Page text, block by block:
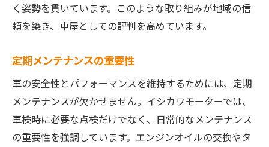
く姿勢を貫いています。このような取り組みが地域の信
頼を築き、車屋としての評判を高めています。
定期メンテナンスの重要性
車の安全性とパフォーマンスを維持するためには、定期
メンテナンスが欠かせません。イシカワモーターでは、
車検時に必要な点検だけでなく、日常的なメンテナンス
の重要性を強調しています。エンジンオイルの交換やタ